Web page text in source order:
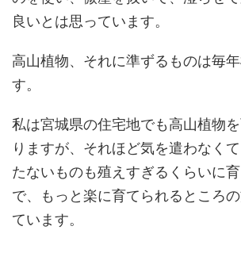
良いとは思っています。
高山植物、それに準ずるものは毎
す。
私は宮城県の住宅地でも高山植物
りますが、それほど気を遣わなく
たないものも殖えすぎるくらいに
で、もっと楽に育てられるところ
ています。